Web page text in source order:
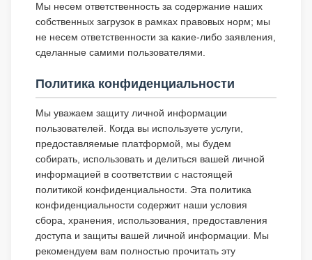
Мы несем ответственность за содержание наших
собственных загрузок в рамках правовых норм; мы
не несем ответственности за какие-либо заявления,
сделанные самими пользователями.
Политика конфиденциальности
Мы уважаем защиту личной информации
пользователей. Когда вы используете услуги,
предоставляемые платформой, мы будем
собирать, использовать и делиться вашей личной
информацией в соответствии с настоящей
политикой конфиденциальности. Эта политика
конфиденциальности содержит наши условия
сбора, хранения, использования, предоставления
доступа и защиты вашей личной информации. Мы
рекомендуем вам полностью прочитать эту